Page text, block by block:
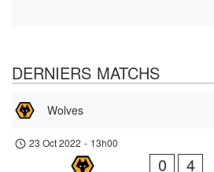
DERNIERS MATCHS
Wolves
23 Oct 2022 - 13h00
0 4